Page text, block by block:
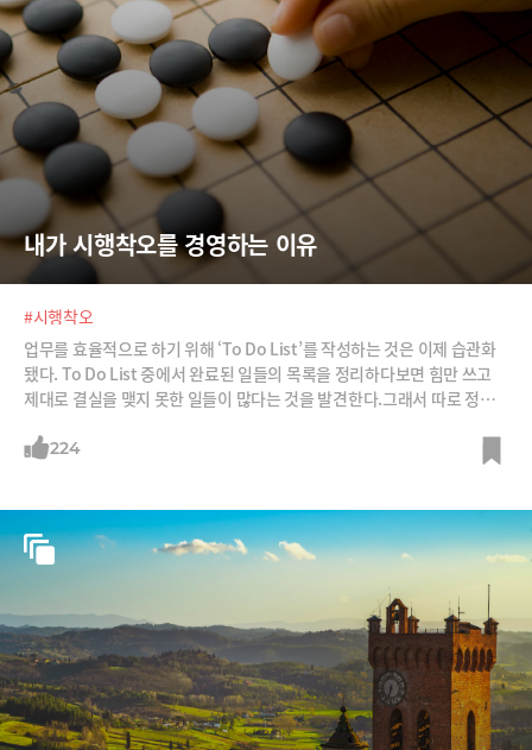
내가 시행착오를 경영하는 이유
#시행착오
업무를 효율적으로 하기 위해 ‘To Do List’를 작성하는 것은 이제 습관화
됐다. To Do List 중에서 완료된 일들의 목록을 정리하다보면 힘만 쓰고
제대로 결실을 맺지 못한 일들이 많다는 것을 발견한다.그래서 따로 정리
들, 또는 나의 판단착오로 시간만 낭비했던 일들의 목록과 그렇게 된 이유
과 오해를 제때 풀지 못해 일을 키웠고 결국 파국으로 치달았다. 빨리 대응
했으면 하는 아쉬움이 남는다.박00 팀장 프로젝트 : 사전에 충분한 판례 리
되어 서로 민망해져 버렸다.최00 교수 프로젝트 : 너무 마음이 앞섰다. 나
라도 상대방이 그런 식으로 나오면 경계를 했을 것이다. 왜 그리 급했
224